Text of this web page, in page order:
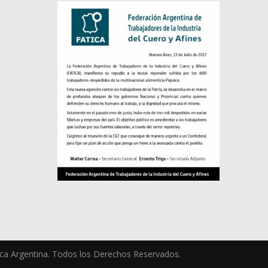
Argentina. Todos los Derechos Reservados.